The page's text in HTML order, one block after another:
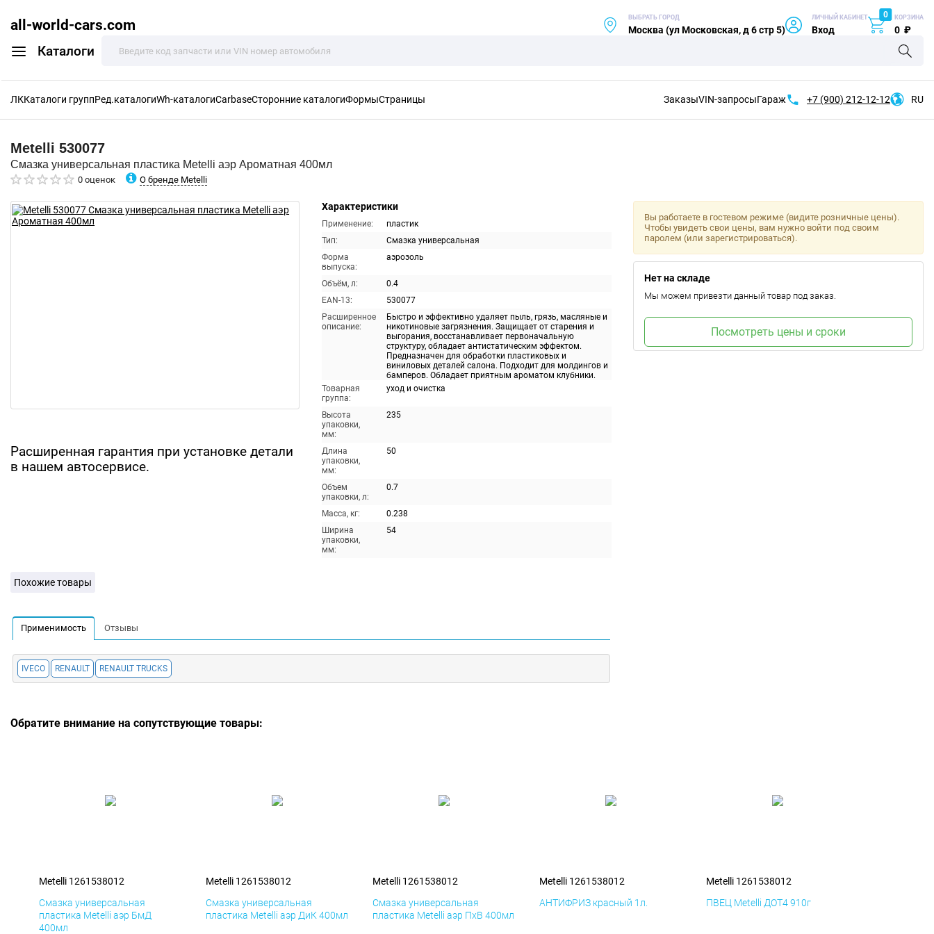
all-world-cars.com
Каталоги
ВЫБРАТЬ ГОРОД
Москва (ул Московская, д 6 стр 5)
ЛИЧНЫЙ КАБИНЕТ
Вход
0 КОРЗИНА
0 ₽
ЛККаталоги группРед.каталогиWh-каталогиCarbaseСторонние каталогиФормыСтраницы ЗаказыVIN-запросыГараж +7 (900) 212-12-12 RU
Metelli 530077
Смазка универсальная пластика Metelli аэр Ароматная 400мл
0 оценок О бренде Metelli
Расширенная гарантия при установке детали
в нашем автосервисе.
Характеристики
Применение:
пластик
Тип:
Смазка универсальная
Форма
выпуска:
аэрозоль
Объём, л:
0.4
EAN-13:
530077
Расширенное
описание:
Быстро и эффективно удаляет пыль, грязь, масляные и
никотиновые загрязнения. Защищает от старения и
выгорания, восстанавливает первоначальную
структуру, обладает антистатическим эффектом.
Предназначен для обработки пластиковых и
виниловых деталей салона. Подходит для молдингов и
бамперов. Обладает приятным ароматом клубники.
Товарная
группа:
уход и очистка
Высота
упаковки,
мм:
235
Длина
упаковки,
мм:
50
Объем
упаковки, л:
0.7
Масса, кг:
0.238
Ширина
упаковки,
мм:
54
Вы работаете в гостевом режиме (видите розничные цены).
Чтобы увидеть свои цены, вам нужно войти под своим
паролем (или зарегистрироваться).
Нет на складе
Мы можем привезти данный товар под заказ.
Посмотреть цены и сроки
Похожие товары
Применимость Отзывы
IVECO RENAULT RENAULT TRUCKS
Обратите внимание на сопутствующие товары:
Metelli 1261538012
Смазка универсальная
пластика Metelli аэр БмД
400мл
Metelli 1261538012
Смазка универсальная
пластика Metelli аэр ДиК 400мл
Metelli 1261538012
Смазка универсальная
пластика Metelli аэр ПхВ 400мл
Metelli 1261538012
АНТИФРИЗ красный 1л.
Metelli 1261538012
ПВЕЦ Metelli ДОТ4 910г